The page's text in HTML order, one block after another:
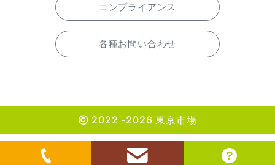
コンプライアンス
各種お問い合わせ
2022 -2026 東京市場